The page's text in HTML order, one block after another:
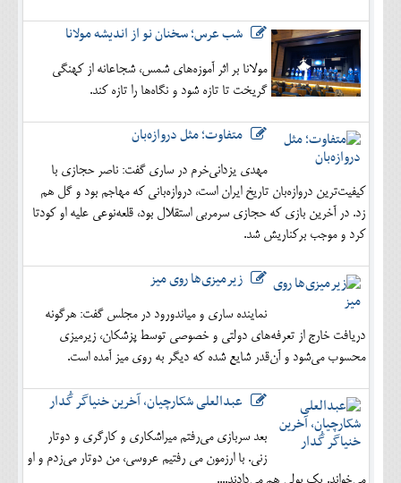
شب عرس؛ سخنان نو از اندیشه مولانا
مولانا بر اثر آموزه‌های شمس، شجاعانه از کهنگی
گریخت تا تازه شود و نگاه‌ها را تازه کند.
متفاوت؛ مثل دروازه‌بان
مهدی یزدانی‌خرم در ساری گفت: ناصر حجازی با
کیفیت‌ترین دروازه‌بان تاریخ ایران است، دروازه‌بانی که مهاجم بود و گل هم
زد. در آخرین بازی که حجازی سرمربی استقلال بود، قلعه‌نوعی علیه او کودتا
کرد و موجب برکناریش شد.
زیرمیزی‌ها روی میز
نماینده ساری و میاندورود در مجلس گفت: هرگونه
دریافت خارج از تعرفه‌های دولتی و خصوصی توسط پزشکان، زیرمیزی
محسوب می‌شود و آن‌قدر شایع شده که دیگر به روی میز آمده است.
عبدالعلی شکارچیان، آخرین خنیاگر گُدار
بعد سربازی می‌رفتم میراشکاری و کارگری و دوتار
زنی. با ارزمون می رفتیم عروسی، من دوتار می‌زدم و او